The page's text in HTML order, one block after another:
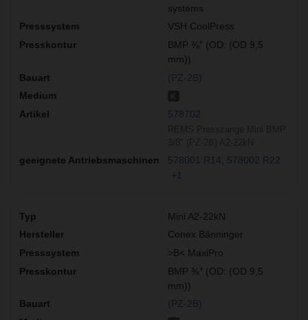
systems
VSH CoolPress
BMP ⅜″ (OD: (OD 9,5
mm))
(PZ-2B)
578702
578001 R14
578002 R22
+1
Mini A2-22kN
Conex Bänninger
>B< MaxiPro
BMP ⅜″ (OD: (OD 9,5
mm))
(PZ-2B)